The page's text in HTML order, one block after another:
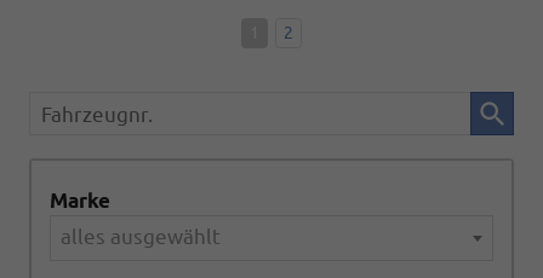
2
Fahrzeugnr.
Marke
alles ausgewählt